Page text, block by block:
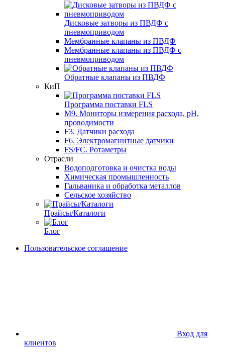
Дисковые затворы из ПВДФ с
пневмоприводом
Мембранные клапаны из ПВДФ
Мембранные клапаны из ПВДФ с
пневмоприводом
Обратные клапаны из ПВДФ
КиП
Программа поставки FLS
M9. Мониторы измерения расхода, pH,
проводимости
F3. Датчики расхода
F6. Электромагнитные датчики
FS/FC. Ротаметры
Отрасли
Водоподготовка и очистка воды
Химическая промышленность
Гальваника и обработка металлов
Сельское хозяйство
Прайсы/Каталоги
Блог
Пользовательское соглашение
Вход для
клиентов